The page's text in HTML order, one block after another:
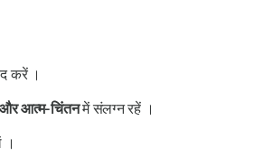
करें ।
आत्म-चिंतनमें संलग्न रहें ।
।